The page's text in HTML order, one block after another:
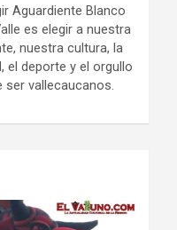
Aguardiente Blanco
es elegir a nuestra
nuestra cultura, la
el deporte y el orgullo
ser vallecaucanos.